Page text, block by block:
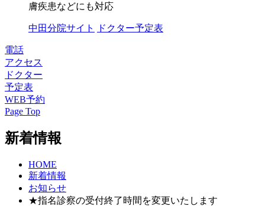
膚疾患などにも対応
中田分院サイト ドクター予定表
電話
アクセス
ドクター
予定表
WEB予約
Page Top
新着情報
HOME
新着情報
お知らせ
★指名診察の受付終了時間を変更いたします